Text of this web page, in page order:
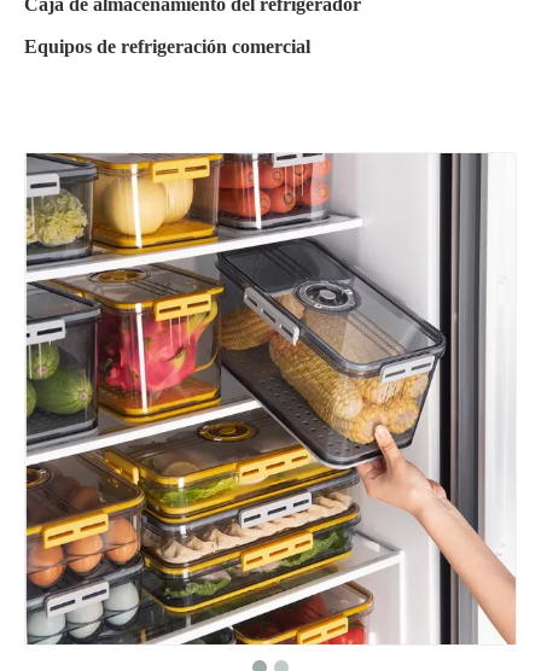
Caja de almacenamiento del refrigerador
Equipos de refrigeración comercial